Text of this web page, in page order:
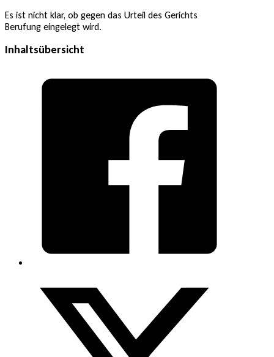
Es ist nicht klar, ob gegen das Urteil des Gerichts
Berufung eingelegt wird.
Inhaltsübersicht